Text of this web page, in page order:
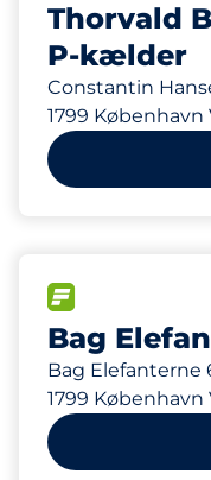
Thorvald
P-kælder
Constantin
1799 København
Bag
Bag Elefanterne
1799 København
484 m